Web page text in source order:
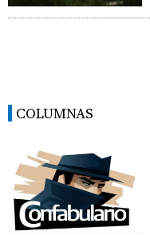
COLUMNAS